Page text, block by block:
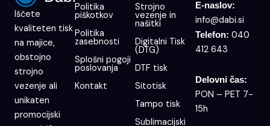
Iščete
kvaliteten tisk
na majice,
obstojno
strojno
vezenje ali
unikaten
promocijski
Politika
piškotkov
Politika
zasebnosti
Splošni pogoji
poslovanja
Kontakt
Strojno
vezenje in
našitki
Digitalni Tisk
(DTG)
DTF tisk
Sitotisk
Tampo tisk
Sublimacijski
E-naslov:
info@dabi.si
Telefon: 040
412 643
Delovni čas:
PON – PET 7-
15h